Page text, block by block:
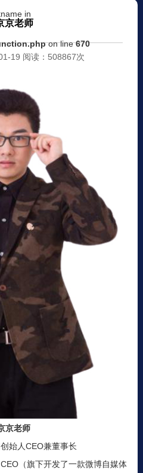
in
on line670
京老师
19 阅读：508867次
京老师
始人CEO兼董事长
（旗下开发了一款微博自媒体